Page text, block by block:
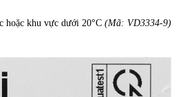
hoặc khu vực dưới 20°C (Mã: VD3334-9)